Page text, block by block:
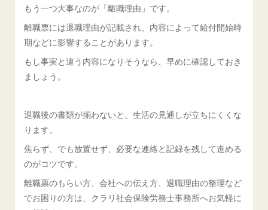
もう一つ大事なのが「離職理由」です。
離職票には退職理由が記載され、内容によって給付開始時
期などに影響することがあります。
もし事実と違う内容になりそうなら、早めに確認しておき
ましょう。
退職後の書類が揃わないと、生活の見通しが立ちにくくな
ります。
焦らず、でも放置せず、必要な連絡と記録を残して進める
のがコツです。
離職票のもらい方、会社への伝え方、退職理由の整理など
でお困りの方は、クラリ社会保険労務士事務所へお気軽に